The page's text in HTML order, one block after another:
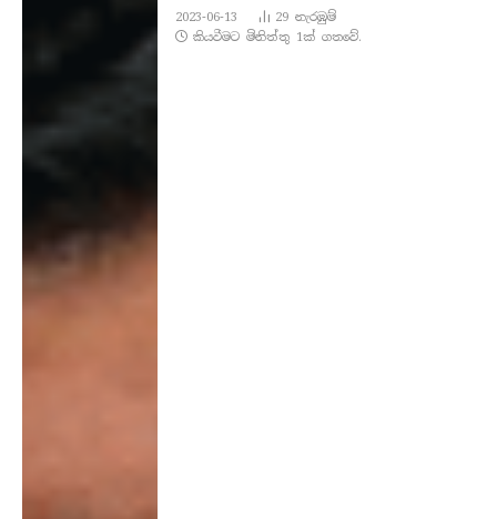
2023-06-13 29නැරඹු​ම්
කියවීමට මිනිත්තු 1ක් ගතවේ.